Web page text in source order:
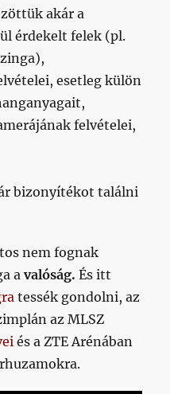
akár a
érdekelt felek (pl.
esetleg külön
felvételei,
bizonyítékot találni
nem fognak
avalóság. És itt
tessék gondolni, az
az MLSZ
és a ZTE Arénában